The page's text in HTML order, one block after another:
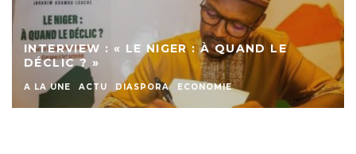
INTERVIEW : « LE NIGER : À QUAND LE
DÉCLIC ? »
A LA UNE ACTU DIASPORA ECONOMIE